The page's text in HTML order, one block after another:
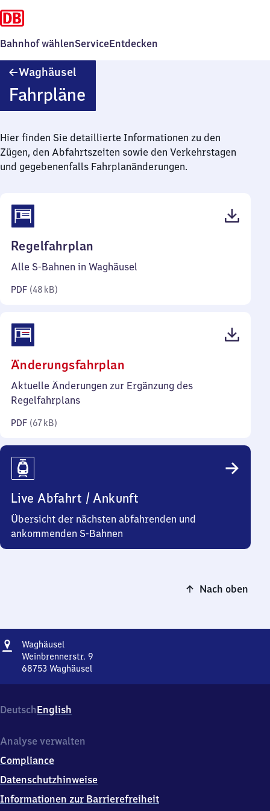
Bahnhof wählenServiceEntdecken
Waghäusel
Fahrpläne
Hier finden Sie detaillierte Informationen zu den
Zügen, den Abfahrtszeiten sowie den Verkehrstagen
und gegebenenfalls Fahrplanänderungen.
Regelfahrplan
48
Alle S-Bahnen in Waghäusel
PDF (48 kB)
Änderungsfahrplan
67
Aktuelle Änderungen zur Ergänzung des
Regelfahrplans
PDF (67 kB)
Live Abfahrt / Ankunft
Übersicht der nächsten abfahrenden und
ankommenden S-Bahnen
Nach oben
Adresse
Waghäusel
Weinbrennerstr. 9
68753 Waghäusel
9,
6
7
3
Waghäusel
DeutschEnglish
Analyse verwalten
Compliance
Datenschutzhinweise
Informationen zur Barrierefreiheit